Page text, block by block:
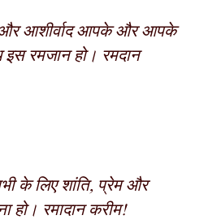
और आशीर्वाद आपके और आपके
रमजान हो। रमदान
के लिए शांति, प्रेम और
हो। रमादान करीम!